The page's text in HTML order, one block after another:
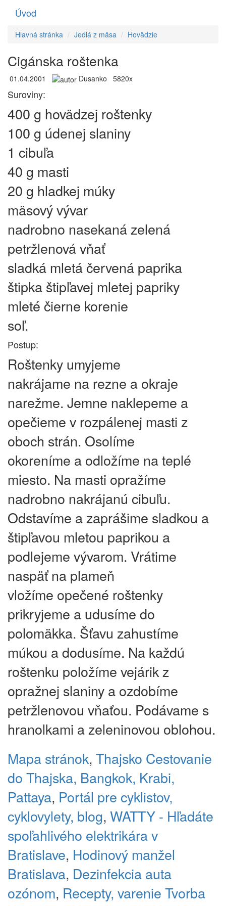
Úvod
Hlavná stránka Jedlá z mäsa Hovädzie
Cigánska roštenka
01.04.2001 Dusanko 5820x
Suroviny:
400 g hovädzej roštenky
100 g údenej slaniny
1 cibuľa
40 g masti
20 g hladkej múky
mäsový vývar
nadrobno nasekaná zelená
petržlenová vňať
sladká mletá červená paprika
štipka štipľavej mletej papriky
mleté čierne korenie
soľ.
Postup:
Roštenky umyjeme
nakrájame na rezne a okraje
narežme. Jemne naklepeme a
opečieme v rozpálenej masti z
oboch strán. Osolíme
okoreníme a odložíme na teplé
miesto. Na masti opražíme
nadrobno nakrájanú cibuľu.
Odstavíme a zaprášime sladkou a
štipľavou mletou paprikou a
podlejeme vývarom. Vrátime
naspäť na plameň
vložíme opečené roštenky
prikryjeme a udusíme do
polomäkka. Šťavu zahustíme
múkou a dodusíme. Na každú
roštenku položíme vejárik z
opražnej slaniny a ozdobíme
petržlenovou vňaťou. Podávame s
hranolkami a zeleninovou oblohou.
Mapa stránok, Thajsko Cestovanie
do Thajska, Bangkok, Krabi,
Pattaya, Portál pre cyklistov,
cyklovylety, blog, WATTY - Hľadáte
spoľahlivého elektrikára v
Bratislave, Hodinový manžel
Bratislava, Dezinfekcia auta
ozónom, Recepty, varenie Tvorba